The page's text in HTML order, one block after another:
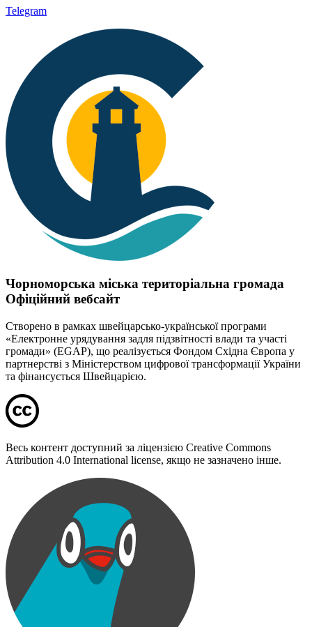
Telegram
Чорноморська міська територіальна громада
Офіційний вебсайт
Створено в рамках швейцарсько-української програми
«Електронне урядування задля підзвітності влади та участі
громади» (EGAP), що реалізується Фондом Східна Європа у
партнерстві з Міністерством цифрової трансформації України
та фінансується Швейцарією.
Весь контент доступний за ліцензією Creative Commons
Attribution 4.0 International license, якщо не зазначено інше.